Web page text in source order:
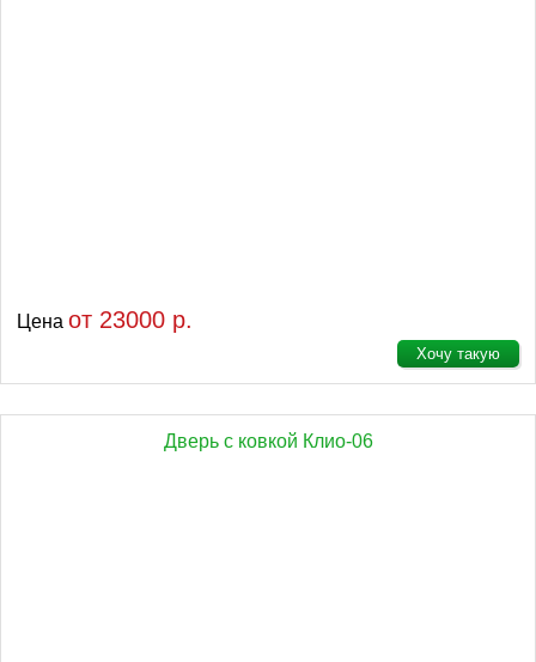
Цена от 23000 р.
Хочу такую
Дверь с ковкой Клио-06